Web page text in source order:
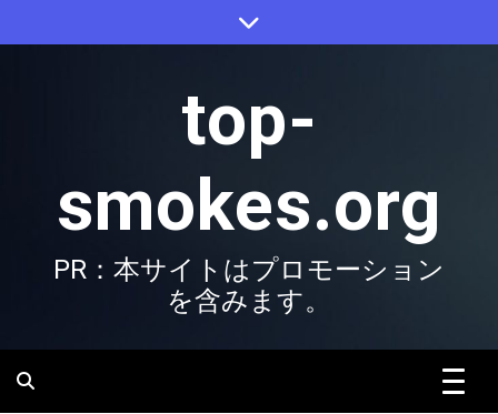
to
top-
smokes.org
PR：本サイトはプロモーション
を含みます。